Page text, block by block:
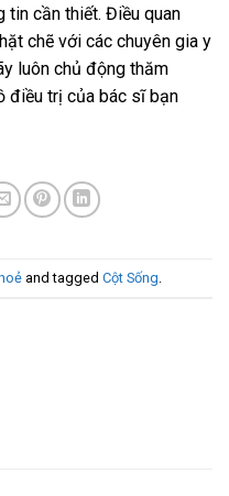
tin cần thiết. Điều quan
chẽ với các chuyên gia y
luôn chủ động thăm
điều trị của bác sĩ bạn
and tagged Cột Sống